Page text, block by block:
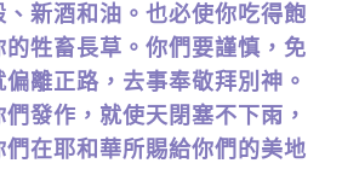
新酒和油。也必使你吃得飽
牲畜長草。你們要謹慎，免
離正路，去事奉敬拜別神。
發作，就使天閉塞不下雨，
在耶和華所賜給你們的美地